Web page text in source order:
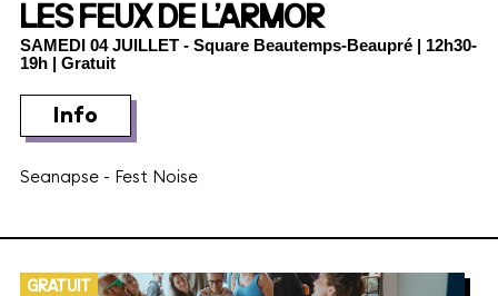
LES FEUX DE L’ARMOR
SAMEDI 04 JUILLET - Square Beautemps-Beaupré | 12h30-
19h | Gratuit
Info
Seanapse - Fest Noise
GRATUIT